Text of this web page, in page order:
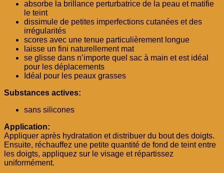
absorbe la brillance perturbatrice de la peau et matifie
le teint
dissimule de petites imperfections cutanées et des
irrégularités
scores avec une tenue particulièrement longue
laisse un fini naturellement mat
se glisse dans n’importe quel sac à main et est idéal
pour les déplacements
Idéal pour les peaux grasses
Substances actives:
sans silicones
Application:
Appliquer après hydratation et distribuer du bout des doigts.
Ensuite, réchauffez une petite quantité de fond de teint entre
les doigts, appliquez sur le visage et répartissez
uniformément.